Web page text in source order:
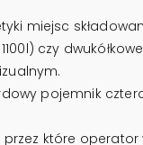
miejsc
czy
pojemnik
które